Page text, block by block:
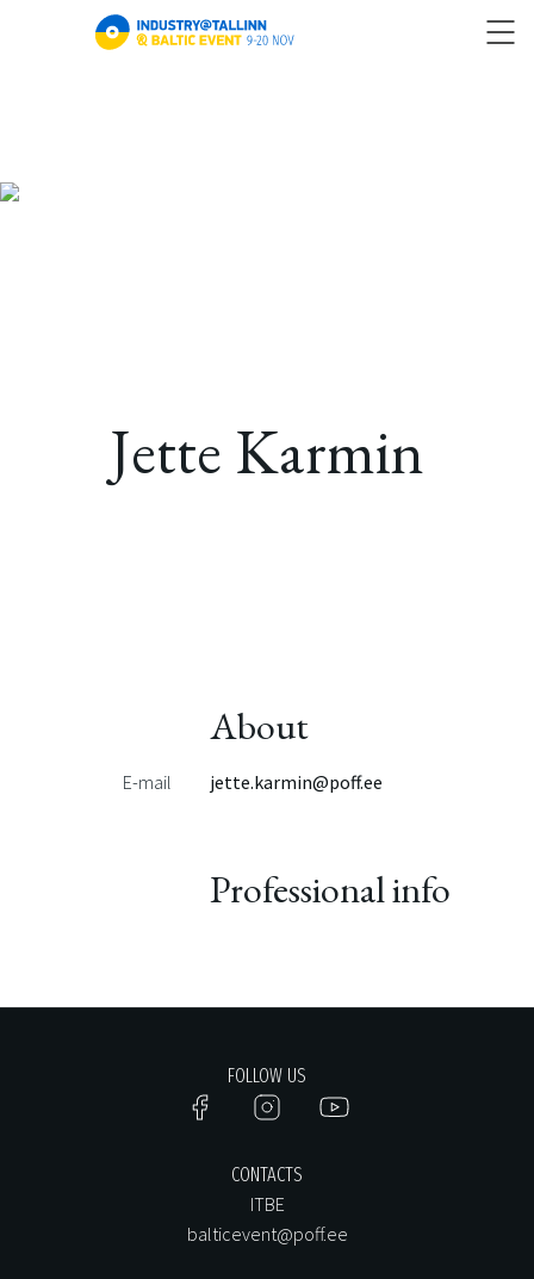
Jette Karmin
About
E-mail jette.karmin@poff.ee
Professional info
FOLLOW US
CONTACTS
ITBE
balticevent@poff.ee